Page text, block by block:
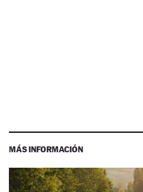
MÁS INFORMACIÓN